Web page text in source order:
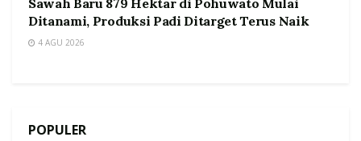
Sawah Baru 879 Hektar di Pohuwato Mulai
Ditanami, Produksi Padi Ditarget Terus Naik
4 AGU 2026
POPULER